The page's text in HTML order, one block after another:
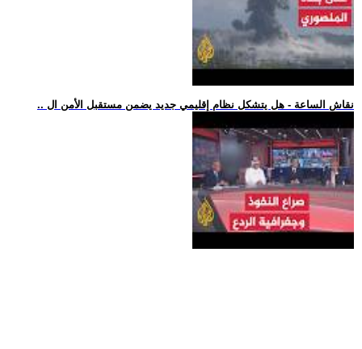
.. نقاش الساعة - هل يتشكل نظام إقليمي جديد يضمن مستقبل الأمن ال